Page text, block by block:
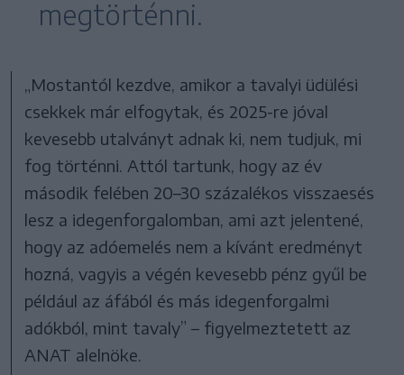
megtörténni.
„Mostantól kezdve, amikor a tavalyi üdülési
csekkek már elfogytak, és 2025-re jóval
kevesebb utalványt adnak ki, nem tudjuk, mi
fog történni. Attól tartunk, hogy az év
második felében 20–30 százalékos visszaesés
lesz a idegenforgalomban, ami azt jelentené,
hogy az adóemelés nem a kívánt eredményt
hozná, vagyis a végén kevesebb pénz gyűl be
például az áfából és más idegenforgalmi
adókból, mint tavaly” – figyelmeztetett az
ANAT alelnöke.